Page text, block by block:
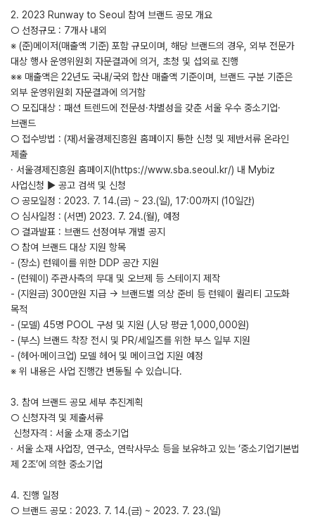
2. 2023 Runway to Seoul 참여 브랜드 공모 개요
○ 선정규모 : 7개사 내외
※ (준)메이저(매출액 기준) 포함 규모이며, 해당 브랜드의 경우, 외부 전문가
대상 행사 운영위원회 자문결과에 의거, 초청 및 섭외로 진행
※※ 매출액은 22년도 국내/국외 합산 매출액 기준이며, 브랜드 구분 기준은
외부 운영위원회 자문결과에 의거함
○ 모집대상 : 패션 트렌드에 전문성·차별성을 갖춘 서울 우수 중소기업·
브랜드
○ 접수방법 : (재)서울경제진흥원 홈페이지 통한 신청 및 제반서류 온라인
제출
· 서울경제진흥원 홈페이지(https://www.sba.seoul.kr/) 내 Mybiz
사업신청 ▶ 공고 검색 및 신청
○ 공모일정 : 2023. 7. 14.(금) ~ 23.(일), 17:00까지 (10일간)
○ 심사일정 : (서면) 2023. 7. 24.(월), 예정
○ 결과발표 : 브랜드 선정여부 개별 공지
○ 참여 브랜드 대상 지원 항목
- (장소) 런웨이를 위한 DDP 공간 지원
- (런웨이) 주관사측의 무대 및 오브제 등 스테이지 제작
- (지원금) 300만원 지급 → 브랜드별 의상 준비 등 런웨이 퀄리티 고도화
목적
- (모델) 45명 POOL 구성 및 지원 (⼈당 평균 1,000,000원)
- (부스) 브랜드 착장 전시 및 PR/세일즈를 위한 부스 일부 지원
- (헤어·메이크업) 모델 헤어 및 메이크업 지원 예정
※ 위 내용은 사업 진행간 변동될 수 있습니다.
3. 참여 브랜드 공모 세부 추진계획
○ 신청자격 및 제출서류
­ 신청자격 : 서울 소재 중소기업
· 서울 소재 사업장, 연구소, 연락사무소 등을 보유하고 있는 ‘중소기업기본법
제 2조’에 의한 중소기업
4. 진행 일정
○ 브랜드 공모 : 2023. 7. 14.(금) ~ 2023. 7. 23.(일)